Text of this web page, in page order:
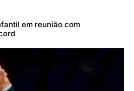
em reunião com